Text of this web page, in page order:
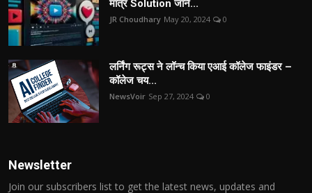
मात्र Solution जाने...
JR Choudhary May 20, 2024 0
लर्निंग रूट्स ने लॉन्च किया एआई कॉलेज फाइंडर –
कॉलेज चय...
NewsVoir Sep 27, 2024 0
Newsletter
Join our subscribers list to get the latest news, updates and